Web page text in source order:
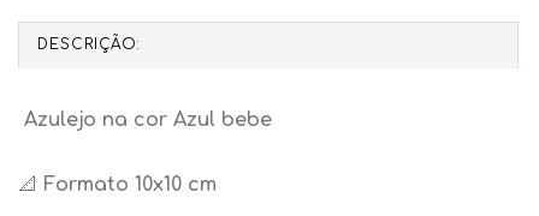
DESCRIÇÃO:
Azulejo na cor Azul bebe
📐 Formato 10x10 cm